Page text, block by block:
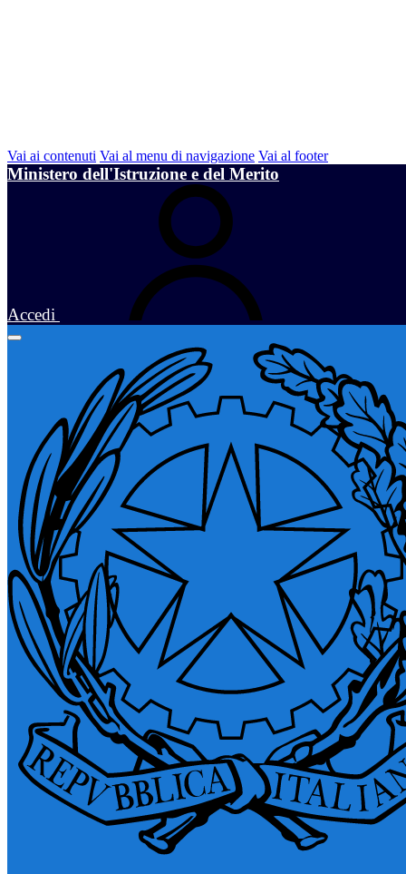
Vai ai contenuti Vai al menu di navigazione Vai al footer
Ministero dell'Istruzione e del Merito
Accedi